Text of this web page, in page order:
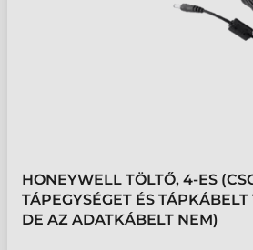
HONEYWELL TÖLTŐ, 4-ES
TÁPEGYSÉGET ÉS
DE AZ ADATKÁBELT NEM)